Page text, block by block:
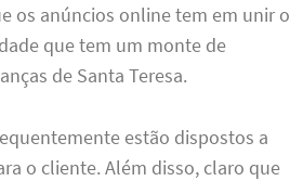
os anúncios online tem em unir o
que tem um monte de
de Santa Teresa.
estão dispostos a
o cliente. Além disso, claro que